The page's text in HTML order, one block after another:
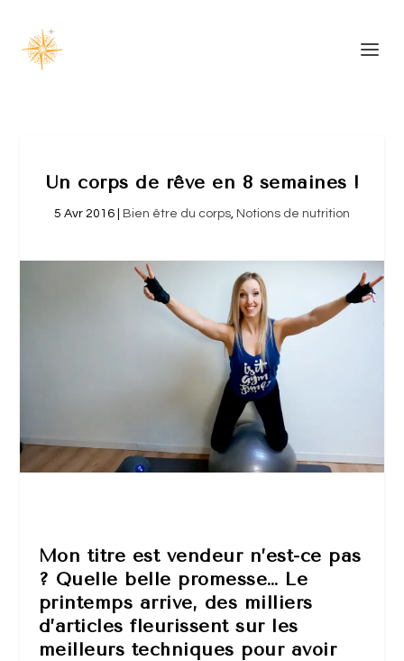
Un corps de rêve en 8 semaines !
5 Avr 2016 Bien être du corps, Notions de nutrition
Mon titre est vendeur n’est-ce pas
? Quelle belle promesse… Le
printemps arrive, des milliers
d’articles fleurissent sur les
meilleurs techniques pour avoir